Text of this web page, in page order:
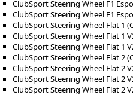
ClubSport Steering Wheel F1
ClubSport Steering Wheel F1
ClubSport Steering Wheel Flat 1
ClubSport Steering Wheel Flat 1
ClubSport Steering Wheel Flat 1
ClubSport Steering Wheel Flat 2
ClubSport Steering Wheel Flat 2
ClubSport Steering Wheel Flat 2
ClubSport Steering Wheel Flat 2